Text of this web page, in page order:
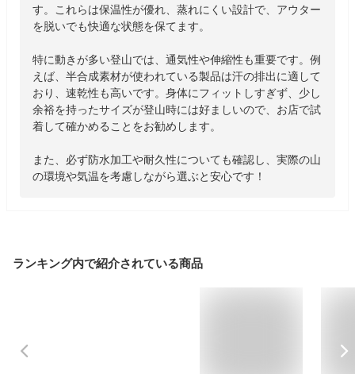
す。これらは保温性が優れ、蒸れにくい設計で、アウター
を脱いでも快適な状態を保てます。
特に動きが多い登山では、通気性や伸縮性も重要です。例
えば、半合成素材が使われている製品は汗の排出に適して
おり、速乾性も高いです。身体にフィットしすぎず、少し
余裕を持ったサイズが登山時には好ましいので、お店で試
着して確かめることをお勧めします。
また、必ず防水加工や耐久性についても確認し、実際の山
の環境や気温を考慮しながら選ぶと安心です！
ランキング内で紹介されている商品